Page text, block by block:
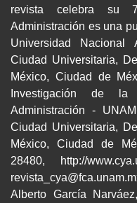
revista celebra su
Administración es una
Universidad Nacional
Ciudad Universitaria,
México, Ciudad de
Investigación de
Administración -
Ciudad Universitaria,
México, Ciudad de
28480, http://
Alberto García